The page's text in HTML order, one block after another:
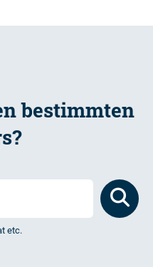
bestimmten
etc.